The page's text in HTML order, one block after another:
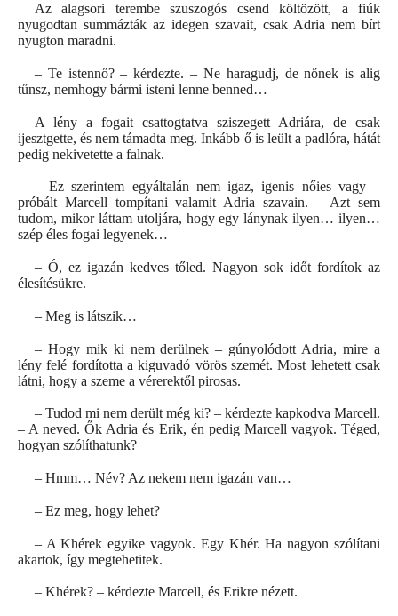
Az alagsori terembe szuszogós csend költözött, a fiúk
nyugodtan summázták az idegen szavait, csak Adria nem bírt
nyugton maradni.
– Te istennő? – kérdezte. – Ne haragudj, de nőnek is alig
tűnsz, nemhogy bármi isteni lenne benned…
A lény a fogait csattogtatva sziszegett Adriára, de csak
ijesztgette, és nem támadta meg. Inkább ő is leült a padlóra, hátát
pedig nekivetette a falnak.
– Ez szerintem egyáltalán nem igaz, igenis nőies vagy –
próbált Marcell tompítani valamit Adria szavain. – Azt sem
tudom, mikor láttam utoljára, hogy egy lánynak ilyen… ilyen…
szép éles fogai legyenek…
– Ó, ez igazán kedves tőled. Nagyon sok időt fordítok az
élesítésükre.
– Meg is látszik…
– Hogy mik ki nem derülnek – gúnyolódott Adria, mire a
lény felé fordította a kiguvadó vörös szemét. Most lehetett csak
látni, hogy a szeme a vérerektől pirosas.
– Tudod mi nem derült még ki? – kérdezte kapkodva Marcell.
– A neved. Ők Adria és Erik, én pedig Marcell vagyok. Téged,
hogyan szólíthatunk?
– Hmm… Név? Az nekem nem igazán van…
– Ez meg, hogy lehet?
– A Khérek egyike vagyok. Egy Khér. Ha nagyon szólítani
akartok, így megtehetitek.
– Khérek? – kérdezte Marcell, és Erikre nézett.